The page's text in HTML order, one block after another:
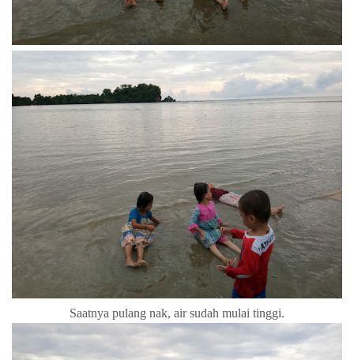
Saatnya pulang nak, air sudah mulai tinggi.